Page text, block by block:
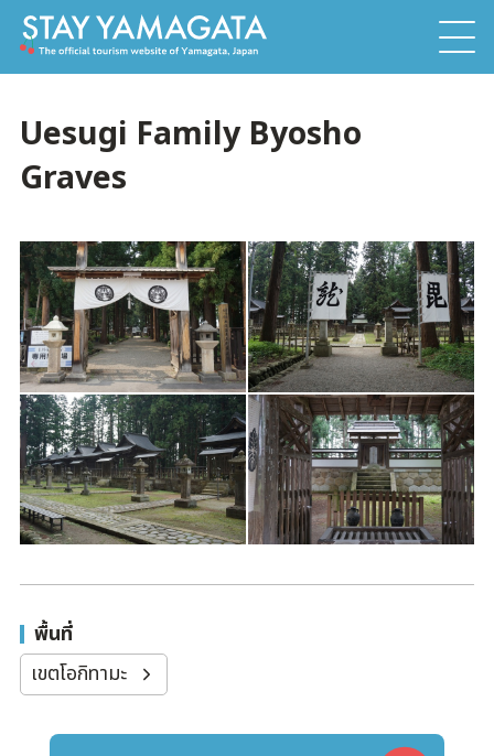
Uesugi Family Byosho
Graves
พื้นที่
เขตโอกิทามะ